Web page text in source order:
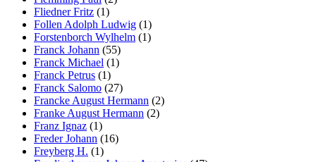
Fliedner Fritz (1)
Follen Adolph Ludwig (1)
Forstenborch Wylhelm (1)
Franck Johann (55)
Franck Michael (1)
Franck Petrus (1)
Franck Salomo (27)
Francke August Hermann (2)
Franke August Hermann (2)
Franz Ignaz (1)
Freder Johann (16)
Freyberg H. (1)